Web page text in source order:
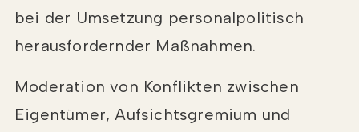
bei der Umsetzung personalpolitisch
herausfordernder Maßnahmen.
Moderation von Konflikten zwischen
Eigentümer, Aufsichtsgremium und